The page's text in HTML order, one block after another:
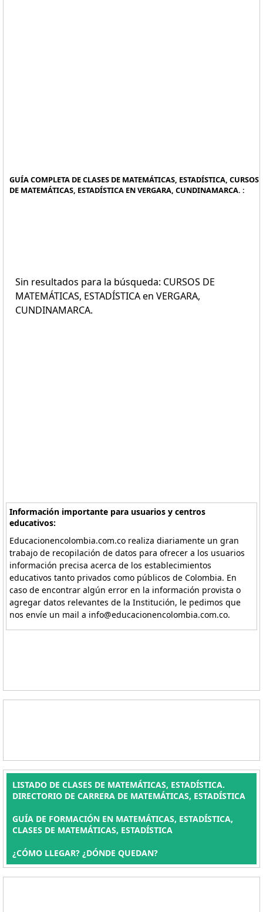
GUÍA COMPLETA DE CLASES DE MATEMÁTICAS, ESTADÍSTICA, CURSOS
DE MATEMÁTICAS, ESTADÍSTICA EN VERGARA, CUNDINAMARCA. :
Sin resultados para la búsqueda: CURSOS DE
MATEMÁTICAS, ESTADÍSTICA en VERGARA,
CUNDINAMARCA.
Información importante para usuarios y centros
educativos:
Educacionencolombia.com.co realiza diariamente un gran
trabajo de recopilación de datos para ofrecer a los usuarios
información precisa acerca de los establecimientos
educativos tanto privados como públicos de Colombia. En
caso de encontrar algún error en la información provista o
agregar datos relevantes de la Institución, le pedimos que
nos envíe un mail a info@educacionencolombia.com.co.
LISTADO DE CLASES DE MATEMÁTICAS, ESTADÍSTICA.
DIRECTORIO DE CARRERA DE MATEMÁTICAS, ESTADÍSTICA
GUÍA DE FORMACIÓN EN MATEMÁTICAS, ESTADÍSTICA,
CLASES DE MATEMÁTICAS, ESTADÍSTICA
¿CÓMO LLEGAR? ¿DÓNDE QUEDAN?